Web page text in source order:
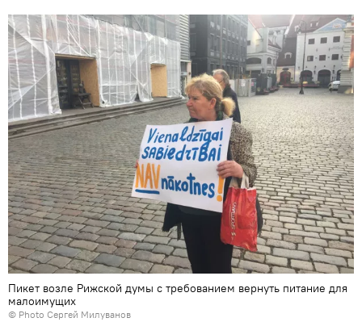
Пикет возле Рижской думы с требованием вернуть питание для
малоимущих
© Photo Сергей Милуванов